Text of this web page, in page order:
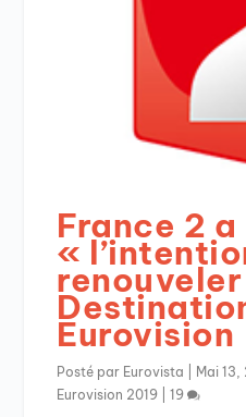
France 2 a
«
Eurovision
Posté par Eurovista Mai 13,
Eurovision 2019 |19